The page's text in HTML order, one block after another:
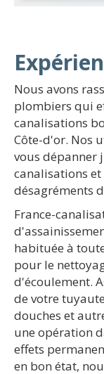
Nous avons
plombiers qui
canalisations
Côte-d'or. Nos
vous dépanner
canalisations et
désagréments
France-
habituée à
pour le
d'écoulement.
de votre
douches et
une opération
effets
en bon état,